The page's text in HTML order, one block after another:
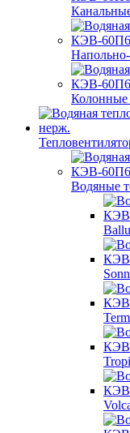
Колонные
Водяные
Ballu